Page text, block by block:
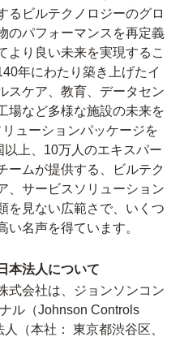
るビルテクノロジーのグロ
のパフォーマンスを再定義
より良い未来を実現するこ
年にわたり築き上げたイ
スケア、教育、データセン
場など多様な施設の未来を
ューションパッケージを
上、10万人のエキスパー
ームが提供する、ビルテク
、サービスソリューション
を見ない広範さで、いくつ
名声を得ています。
本法人について
式会社は、ジョンソンコン
ル（Johnson Controls
（本社： 東京都渋谷区、